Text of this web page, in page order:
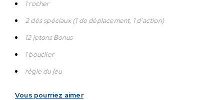
1 rocher
2 dés spéciaux (1 de déplacement, 1 d’action)
12 jetons Bonus
1 bouclier
règle du jeu
Vous pourriez aimer